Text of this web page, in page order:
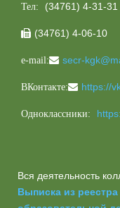
Тел: (34761) 4-31-31
 (34761) 4-06-10
e-mail: secr-
ВКонтакте: https://
Одноклассники:
Вся деятельность
Выписка из